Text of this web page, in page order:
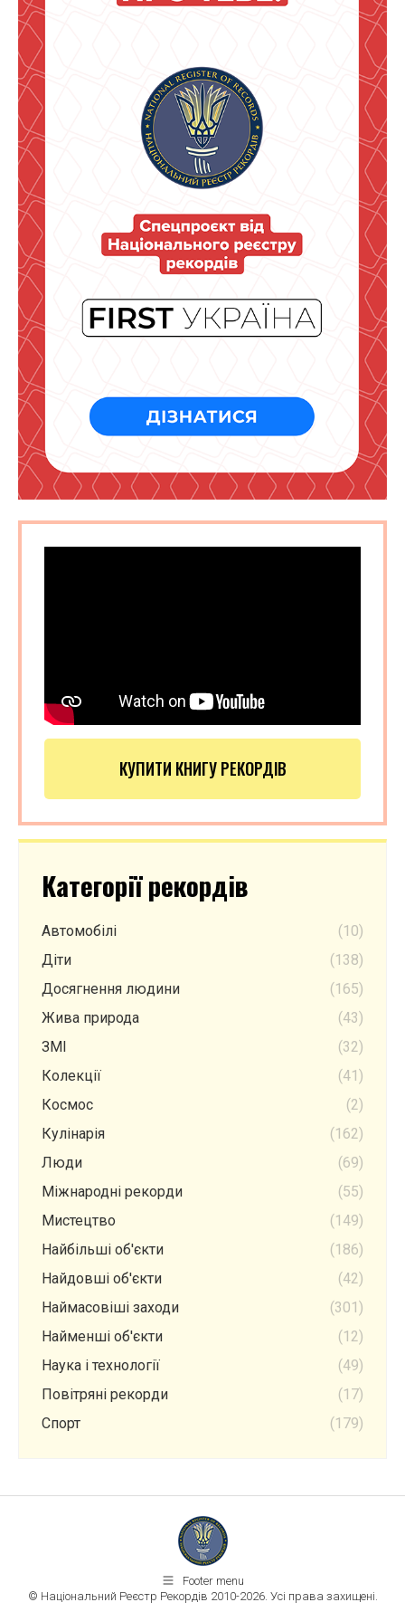
КУПИТИ КНИГУ РЕКОРДІВ
Категорії рекордів
Автомобілі
(10)
Діти
(138)
Досягнення людини
(165)
Жива природа
(43)
ЗМІ
(32)
Колекції
(41)
Космос
(2)
Кулінарія
(162)
Люди
(69)
Міжнародні рекорди
(55)
Мистецтво
(149)
Найбільші об'єкти
(186)
Найдовші об'єкти
(42)
Наймасовіші заходи
(301)
Найменші об'єкти
(12)
Наука і технології
(49)
Повітряні рекорди
(17)
Спорт
(179)
Footer menu
© Національний Реєстр Рекордів 2010-2026. Усі права захищені.